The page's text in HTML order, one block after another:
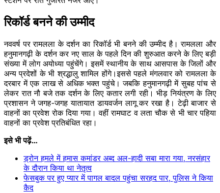
रिकॉर्ड बनने की उम्मीद
नववर्ष पर रामलला के दर्शन का रिकॉर्ड भी बनने की उम्मीद है। रामलला और
हनुमानगढ़ी के दर्शन कर नए साल के पहले दिन की शुरुआत करने के लिए बड़ी
संख्या में लोग अयोध्या पहुंचेंगे। इसमें स्थानीय के साथ आसपास के जिलों और
अन्य प्रदेशों के भी श्रद्धालु शामिल होंगे।इससे पहले मंगलवार को रामलला के
दरबार में एक लाख से अधिक भक्त पहुंचे। जबकि हनुमानगढ़ी में सुबह पांच से
लेकर रात नौ बजे तक दर्शन के लिए कतार लगी रही। भीड़ नियंत्रण के लिए
प्रशासन ने जगह-जगह यातायात डायवर्जन लागू कर रखा है। टेढ़ी बाजार से
वाहनों का प्रवेश रोक दिया गया। वहीं रामघाट व लता चौक से भी चार पहिया
वाहनों का प्रवेश प्रतिबंधित रहा।
इसे भी पढ़ें…
ड्रोन हमले में हमास कमांडर अब्द अल-हादी सबा मारा गया, नरसंहार
के दौरान किया था नेतृत्व
फेसबुक पर हुए प्यार में पागल बादल पहुंचा सरहद पार, पुलिस ने किया
कैद